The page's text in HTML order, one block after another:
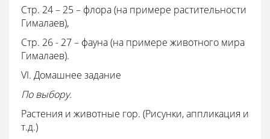
Стр. 24 – 25 – флора (на примере растительности
Гималаев),
Стр. 26 - 27 – фауна (на примере животного мира
Гималаев).
VI. Домашнее задание
По выбору.
Растения и животные гор. (Рисунки, аппликация и
т.д.)